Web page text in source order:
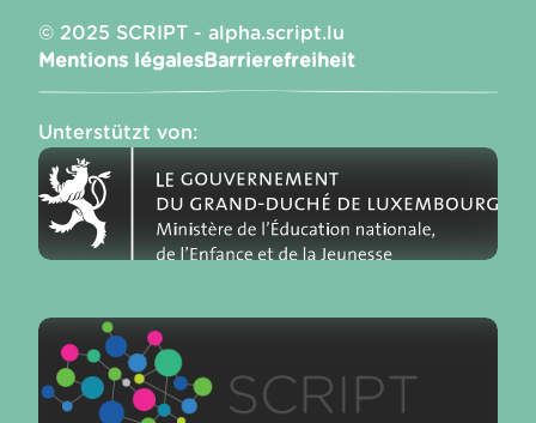
© 2025 SCRIPT - alpha.script.lu
Mentions légales Barrierefreiheit
Unterstützt von: